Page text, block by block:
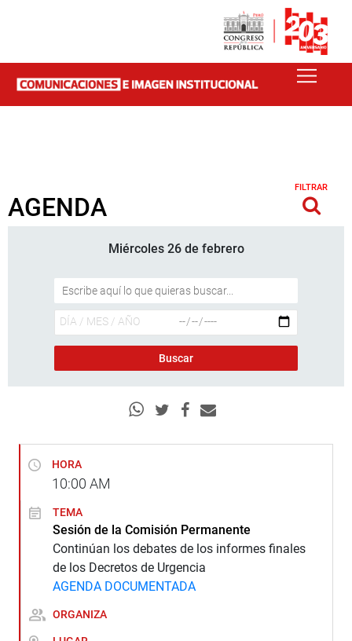
AGENDA
FILTRAR
Miércoles 26 de febrero
HORA
10:00 AM
TEMA
Sesión de la Comisión Permanente
Continúan los debates de los informes finales
de los Decretos de Urgencia
AGENDA DOCUMENTADA
ORGANIZA